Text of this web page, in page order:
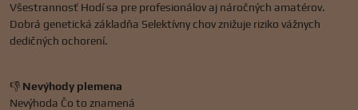
Všestrannosť Hodí sa pre profesionálov aj náročných amatérov.
Dobrá genetická základňa Selektívny chov znižuje riziko vážnych
dedičných ochorení.
👎 Nevýhody plemena
Nevýhoda Čo to znamená